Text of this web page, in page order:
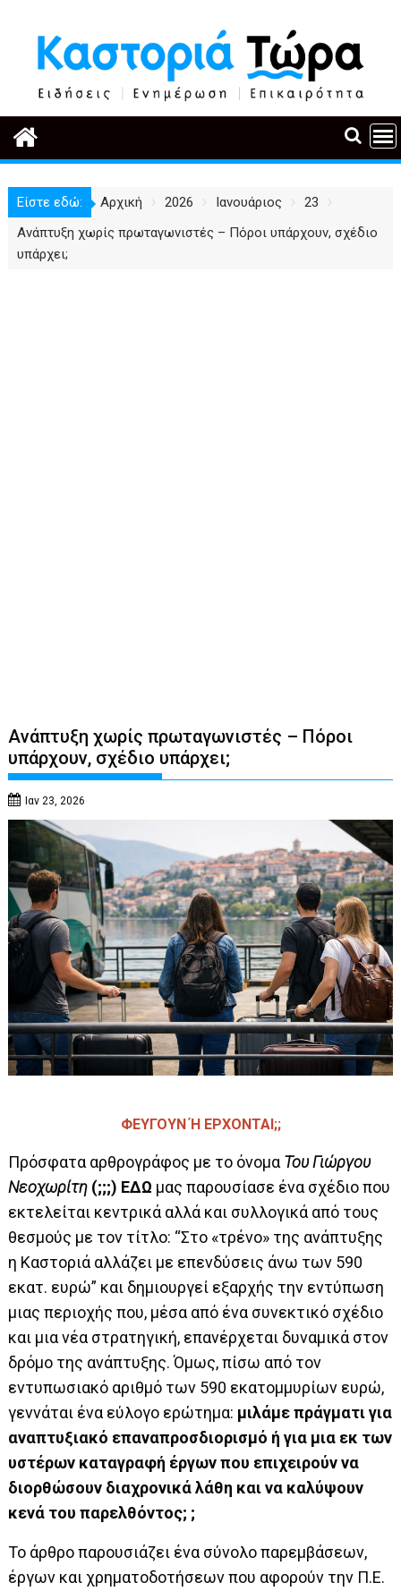
περιεχόμενο
Είστε εδώ: Αρχική 2026 Ιανουάριος
23
Ανάπτυξη χωρίς πρωταγωνιστές – Πόροι υπάρχουν, σχέδιο
υπάρχει;
Ανάπτυξη χωρίς πρωταγωνιστές – Πόροι
υπάρχουν, σχέδιο υπάρχει;
Ιαν 23, 2026
ΦΕΥΓΟΥΝ Ή ΕΡΧΟΝΤΑΙ;;
Πρόσφατα αρθρογράφος με το όνομα Του Γιώργου
Νεοχωρίτη (;;;) ΕΔΩ μας παρουσίασε ένα σχέδιο που
εκτελείται κεντρικά αλλά και συλλογικά από τους
θεσμούς με τον τίτλο: “Στο «τρένο» της ανάπτυξης
η Καστοριά αλλάζει με επενδύσεις άνω των 590
εκατ. ευρώ” και δημιουργεί εξαρχής την εντύπωση
μιας περιοχής που, μέσα από ένα συνεκτικό σχέδιο
και μια νέα στρατηγική, επανέρχεται δυναμικά στον
δρόμο της ανάπτυξης. Όμως, πίσω από τον
εντυπωσιακό αριθμό των 590 εκατομμυρίων ευρώ,
γεννάται ένα εύλογο ερώτημα: μιλάμε πράγματι για
αναπτυξιακό επαναπροσδιορισμό ή για μια εκ των
υστέρων καταγραφή έργων που επιχειρούν να
διορθώσουν διαχρονικά λάθη και να καλύψουν
κενά του παρελθόντος; ;
Το άρθρο παρουσιάζει ένα σύνολο παρεμβάσεων,
έργων και χρηματοδοτήσεων που αφορούν την Π.Ε.